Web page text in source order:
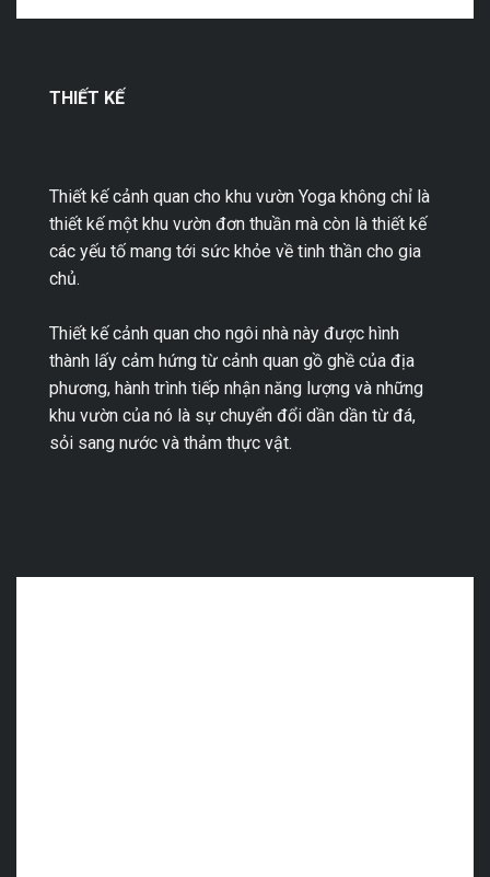
THIẾT KẾ
Thiết kế cảnh quan cho khu vườn Yoga không chỉ là
thiết kế một khu vườn đơn thuần mà còn là thiết kế
các yếu tố mang tới sức khỏe về tinh thần cho gia
chủ.
Thiết kế cảnh quan cho ngôi nhà này được hình
thành lấy cảm hứng từ cảnh quan gồ ghề của địa
phương, hành trình tiếp nhận năng lượng và những
khu vườn của nó là sự chuyển đổi dần dần từ đá,
sỏi sang nước và thảm thực vật.